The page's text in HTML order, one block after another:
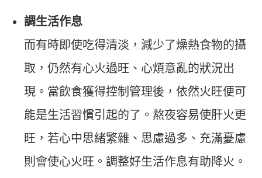
調生活作息
而有時即使吃得清淡，減少了燥熱食物的攝
取，仍然有心火過旺、心煩意亂的狀況出
現。當飲食獲得控制管理後，依然火旺便可
能是生活習慣引起的了。熬夜容易使肝火更
旺，若心中思緒繁雜、思慮過多、充滿憂慮
則會使心火旺。調整好生活作息有助降火。